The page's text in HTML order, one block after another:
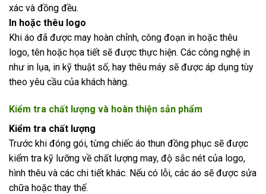
xác và đồng đều.
In hoặc thêu logo
Khi áo đã được may hoàn chỉnh, công đoạn in hoặc thêu
logo, tên hoặc họa tiết sẽ được thực hiện. Các công nghệ in
như in lụa, in kỹ thuật số, hay thêu máy sẽ được áp dụng tùy
theo yêu cầu của khách hàng.
Kiểm tra chất lượng và hoàn thiện sản phẩm
Kiểm tra chất lượng
Trước khi đóng gói, từng chiếc áo thun đồng phục sẽ được
kiểm tra kỹ lưỡng về chất lượng may, độ sắc nét của logo,
hình thêu và các chi tiết khác. Nếu có lỗi, các áo sẽ được sửa
chữa hoặc thay thế.